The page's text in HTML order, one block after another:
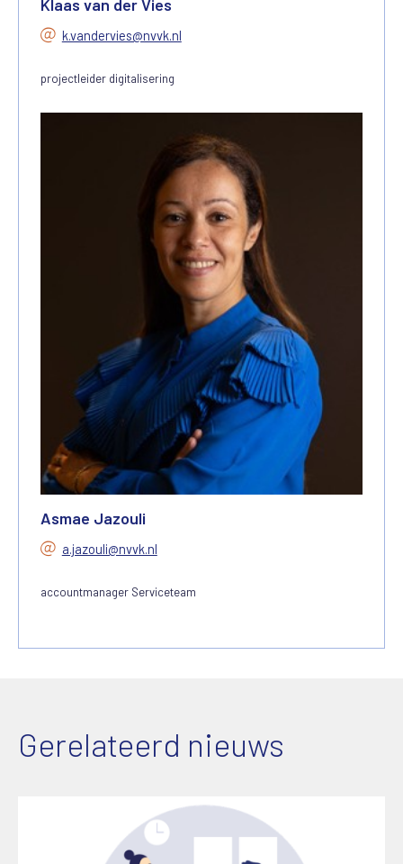
Klaas van der Vies
k.vandervies@nvvk.nl
projectleider digitalisering
Asmae Jazouli
a.jazouli@nvvk.nl
accountmanager Serviceteam
Gerelateerd nieuws